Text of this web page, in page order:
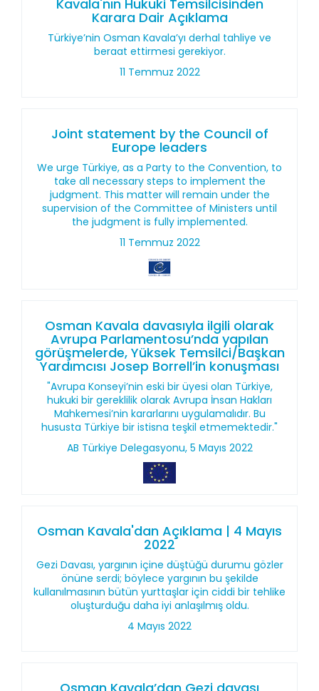
Kavala'nın Hukuki Temsilcisinden
Karara Dair Açıklama
Türkiye’nin Osman Kavala’yı derhal tahliye ve
beraat ettirmesi gerekiyor.
11 Temmuz 2022
Joint statement by the Council of
Europe leaders
We urge Türkiye, as a Party to the Convention, to
take all necessary steps to implement the
judgment. This matter will remain under the
supervision of the Committee of Ministers until
the judgment is fully implemented.
11 Temmuz 2022
Osman Kavala davasıyla ilgili olarak
Avrupa Parlamentosu’nda yapılan
görüşmelerde, Yüksek Temsilci/Başkan
Yardımcısı Josep Borrell’in konuşması
"Avrupa Konseyi’nin eski bir üyesi olan Türkiye,
hukuki bir gereklilik olarak Avrupa İnsan Hakları
Mahkemesi’nin kararlarını uygulamalıdır. Bu
hususta Türkiye bir istisna teşkil etmemektedir."
AB Türkiye Delegasyonu, 5 Mayıs 2022
Osman Kavala'dan Açıklama | 4 Mayıs
2022
Gezi Davası, yargının içine düştüğü durumu gözler
önüne serdi; böylece yargının bu şekilde
kullanılmasının bütün yurttaşlar için ciddi bir tehlike
oluşturduğu daha iyi anlaşılmış oldu.
4 Mayıs 2022